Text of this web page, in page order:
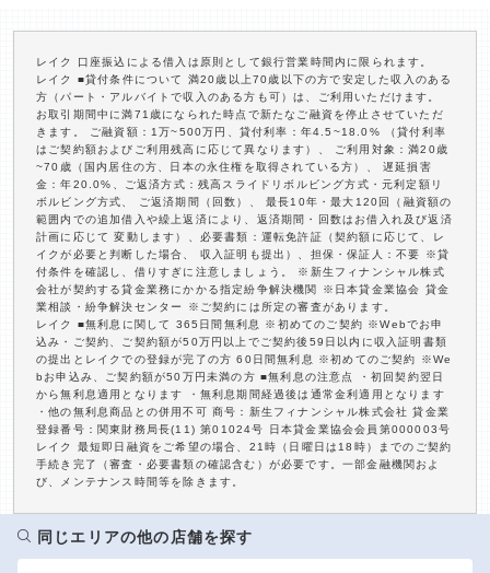
レイク 口座振込による借入は原則として銀行営業時間内に限られます。
レイク ■貸付条件について 満20歳以上70歳以下の方で安定した収入のある
方（パート・アルバイトで収入のある方も可）は、ご利用いただけます。
お取引期間中に満71歳になられた時点で新たなご融資を停止させていただ
きます。 ご融資額：1万~500万円、貸付利率：年4.5~18.0% （貸付利率
はご契約額およびご利用残高に応じて異なります）、 ご利用対象：満20歳
~70歳（国内居住の方、日本の永住権を取得されている方）、 遅延損害
金：年20.0%、ご返済方式：残高スライドリボルビング方式・元利定額リ
ボルビング方式、 ご返済期間（回数）、 最長10年・最大120回（融資額の
範囲内での追加借入や繰上返済により、返済期間・回数はお借入れ及び返済
計画に応じて 変動します）、必要書類：運転免許証（契約額に応じて、レ
イクが必要と判断した場合、 収入証明も提出）、担保・保証人：不要 ※貸
付条件を確認し、借りすぎに注意しましょう。 ※新生フィナンシャル株式
会社が契約する貸金業務にかかる指定紛争解決機関 ※日本貸金業協会 貸金
業相談・紛争解決センター ※ご契約には所定の審査があります。
レイク ■無利息に関して 365日間無利息 ※初めてのご契約 ※Webでお申
込み・ご契約、ご契約額が50万円以上でご契約後59日以内に収入証明書類
の提出とレイクでの登録が完了の方 60日間無利息 ※初めてのご契約 ※We
bお申込み、ご契約額が50万円未満の方 ■無利息の注意点 ・初回契約翌日
から無利息適用となります ・無利息期間経過後は通常金利適用となります
・他の無利息商品との併用不可 商号：新生フィナンシャル株式会社 貸金業
登録番号：関東財務局長(11) 第01024号 日本貸金業協会会員第000003号
レイク 最短即日融資をご希望の場合、21時（日曜日は18時）までのご契約
手続き完了（審査・必要書類の確認含む）が必要です。一部金融機関およ
び、メンテナンス時間等を除きます。
同じエリアの他の店舗を探す